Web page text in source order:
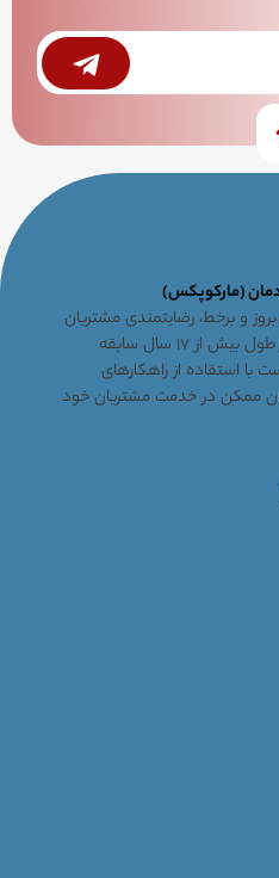
Submit
(مارکوپکس)
و برخط، رضایتمندی مشتریان
خود را اولویت اول قرارداده و در طول بیش از ۱۷ سال سابقه
با استفاده از راهکارهای
زمان ممکن در خدمت مشتریان خود